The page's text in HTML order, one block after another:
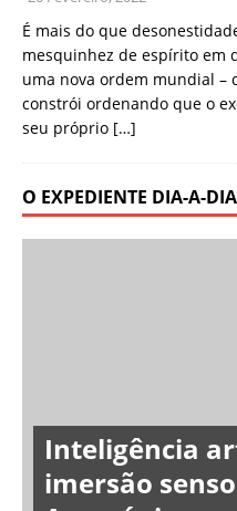
É mais do que
mesquinhez de espírito em
uma nova ordem mundial –
constrói ordenando que o
seu próprio […]
O EXPEDIENTE DIA-A-DIA
Inteligência
imersão